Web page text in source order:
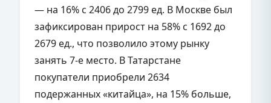
— на 16% с 2406 до 2799 ед. В Москве был
зафиксирован прирост на 58% с 1692 до
2679 ед., что позволило этому рынку
занять 7-е место. В Татарстане
покупатели приобрели 2634
подержанных «китайца», на 15% больше,